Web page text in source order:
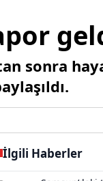
sonra
İlgili Haberler